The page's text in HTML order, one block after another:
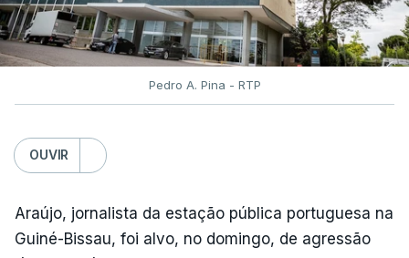
Pedro A. Pina - RTP
OUVIR
Araújo, jornalista da estação pública portuguesa na
Guiné-Bissau, foi alvo, no domingo, de agressão